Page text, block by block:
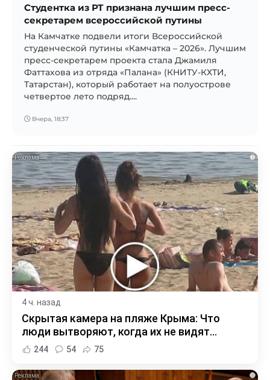
Студентка из РТ признана лучшим пресс-
секретарем всероссийской путины
На Камчатке подвели итоги Всероссийской
студенческой путины «Камчатка – 2026». Лучшим
пресс-секретарем проекта стала Джамиля
Фаттахова из отряда «Палана» (КНИТУ-КХТИ,
Татарстан), который работает на полуострове
четвертое лето подряд....
Вчера, 18:37
i
4 ч. назад
Скрытая камера на пляже Крыма: Что
люди вытворяют, когда их не видят...
244 54 75
i